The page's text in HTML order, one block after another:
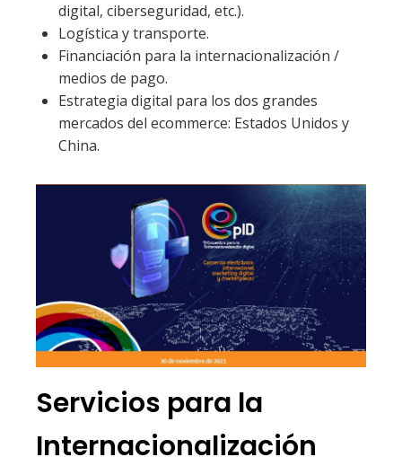
digital, ciberseguridad, etc.).
Logística y transporte.
Financiación para la internacionalización /
medios de pago.
Estrategia digital para los dos grandes
mercados del ecommerce: Estados Unidos y
China.
Servicios para la
Internacionalización